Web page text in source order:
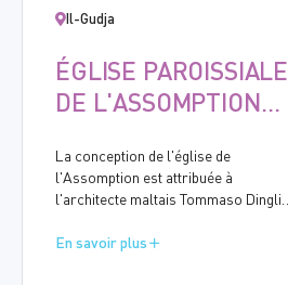
Il-Gudja
ÉGLISE PAROISSIALE
DE L'ASSOMPTION
GUDJA
La conception de l'église de
l'Assomption est attribuée à
l'architecte maltais Tommaso Dingli
commencé en 1656 et s'est achevée
En savoir plus